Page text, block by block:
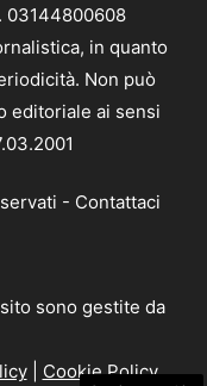
03144800608
in quanto
Non può
editoriale ai sensi
- Contattaci
sono gestite da
| Cookie Policy